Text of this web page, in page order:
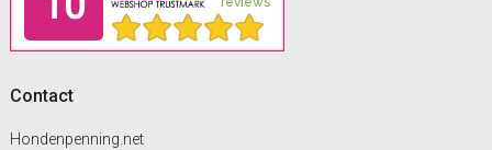
Contact
Hondenpenning.net